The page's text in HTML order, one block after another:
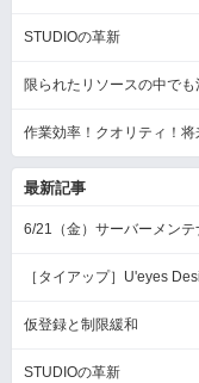
STUDIOの革新
限られたリソースの中で
作業効率！クオリティ！
最新記事
6/21（金）サーバーメン
［タイアップ］U'eyes
仮登録と制限緩和
STUDIOの革新